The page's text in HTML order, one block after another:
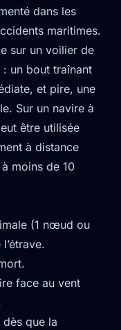
dans les
maritimes.
sur un voilier de
: un bout traînant
et pire, une
Sur un navire à
être utilisée
à distance
moins de 10
(1 nœud ou
face au vent
dès que la